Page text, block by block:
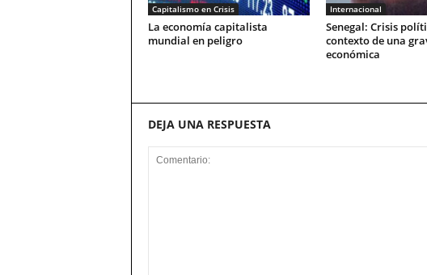
Capitalismo en Crisis
La economía capitalista
mundial en peligro
Internacional
Senegal: Crisis
contexto de una
económica
DEJA UNA RESPUESTA